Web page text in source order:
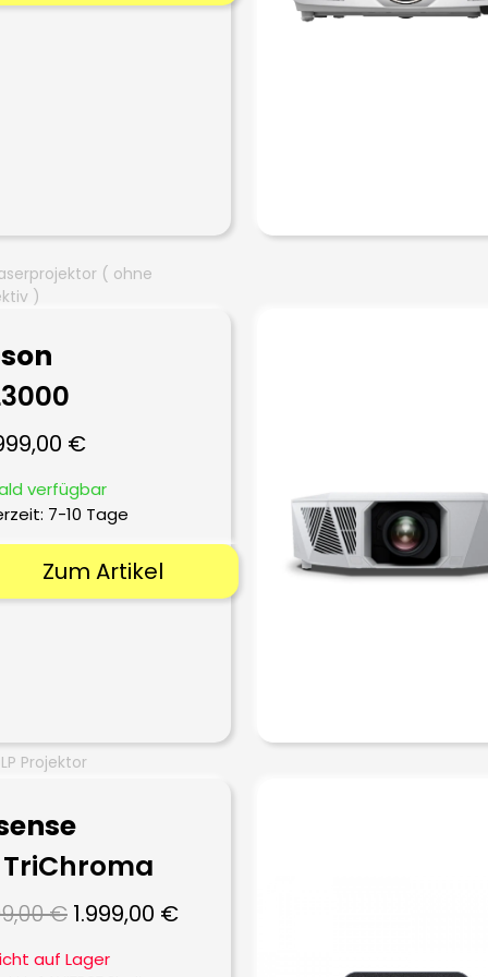
( ohne
)
€
verfügbar
7-10 Tage
Zum Artikel
Projektor
TriChroma
€ Ursprünglicher
1.999,00 €Aktueller
auf Lager